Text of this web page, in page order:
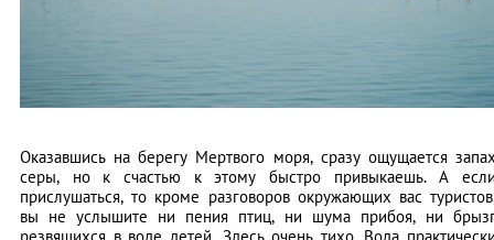
Оказавшись на берегу Мертвого моря, сразу ощущается
серы, но к счастью к этому быстро привыкаешь. А
прислушаться, то кроме разговоров окружающих вас
вы не услышите ни пения птиц, ни шума прибоя, ни